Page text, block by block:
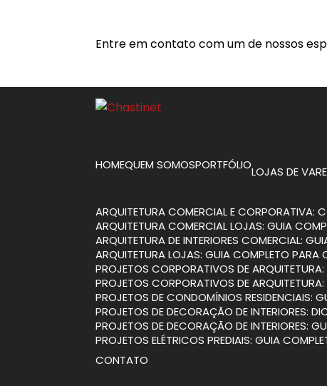
Entre em contato com um de nossos
HOME QUEM SOMOS PORTFÓLIO LOJAS DE
ARQUITETURA COMERCIAL E CORPORATIVA:
ARQUITETURA COMERCIAL LOJAS: GUIA
ARQUITETURA DE INTERIORES COMERCIAL:
ARQUITETURA LOJAS: GUIA COMPLETO PARA
PROJETOS CORPORATIVOS DE
PROJETOS CORPORATIVOS DE
PROJETOS DE CONDOMÍNIOS RESIDENCIAIS:
PROJETOS DE DECORAÇÃO DE INTERIORES:
PROJETOS DE DECORAÇÃO DE INTERIORES:
PROJETOS ELÉTRICOS PREDIAIS: GUIA
CONTATO